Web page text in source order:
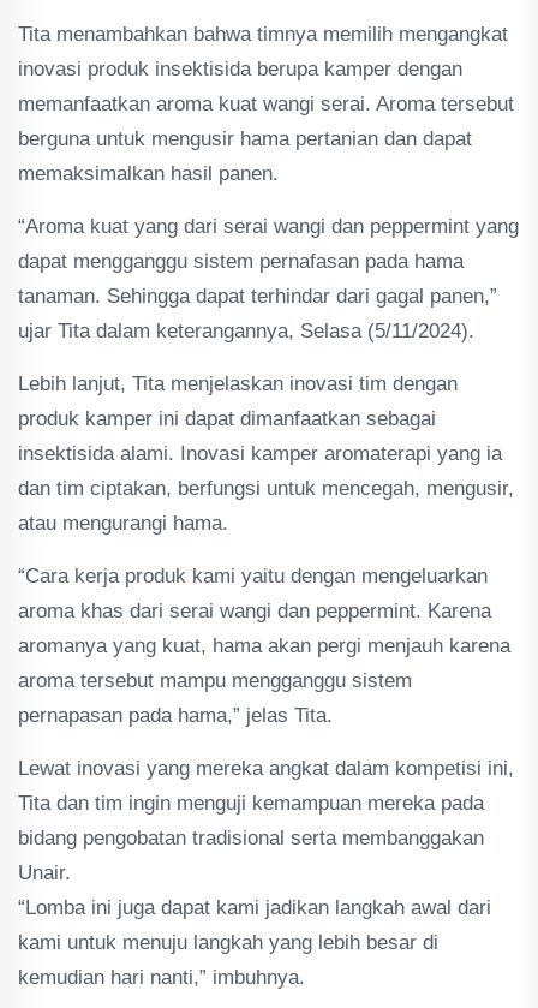
Tita menambahkan bahwa timnya memilih mengangkat
inovasi produk insektisida berupa kamper dengan
memanfaatkan aroma kuat wangi serai. Aroma tersebut
berguna untuk mengusir hama pertanian dan dapat
memaksimalkan hasil panen.
“Aroma kuat yang dari serai wangi dan peppermint yang
dapat mengganggu sistem pernafasan pada hama
tanaman. Sehingga dapat terhindar dari gagal panen,”
ujar Tita dalam keterangannya, Selasa (5/11/2024).
Lebih lanjut, Tita menjelaskan inovasi tim dengan
produk kamper ini dapat dimanfaatkan sebagai
insektisida alami. Inovasi kamper aromaterapi yang ia
dan tim ciptakan, berfungsi untuk mencegah, mengusir,
atau mengurangi hama.
“Cara kerja produk kami yaitu dengan mengeluarkan
aroma khas dari serai wangi dan peppermint. Karena
aromanya yang kuat, hama akan pergi menjauh karena
aroma tersebut mampu mengganggu sistem
pernapasan pada hama,” jelas Tita.
Lewat inovasi yang mereka angkat dalam kompetisi ini,
Tita dan tim ingin menguji kemampuan mereka pada
bidang pengobatan tradisional serta membanggakan
Unair.
“Lomba ini juga dapat kami jadikan langkah awal dari
kami untuk menuju langkah yang lebih besar di
kemudian hari nanti,” imbuhnya.